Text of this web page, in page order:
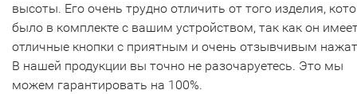
высоты. Его очень трудно отличить от того изделия,
было в комплекте с вашим устройством, так как он
отличные кнопки с приятным и очень отзывчивым
В нашей продукции вы точно не разочаруетесь. Это мы
можем гарантировать на 100%.